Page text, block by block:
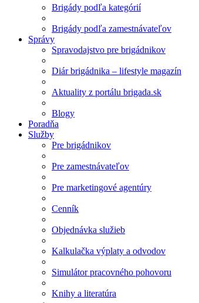
Brigády podľa kategórií
Brigády podľa zamestnávateľov
Správy
Spravodajstvo pre brigádnikov
Diár brigádnika – lifestyle magazín
Aktuality z portálu brigada.sk
Blogy
Poradňa
Služby
Pre brigádnikov
Pre zamestnávateľov
Pre marketingové agentúry
Cenník
Objednávka služieb
Kalkulačka výplaty a odvodov
Simulátor pracovného pohovoru
Knihy a literatúra